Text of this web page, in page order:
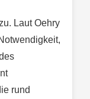
Laut Oehry
rund